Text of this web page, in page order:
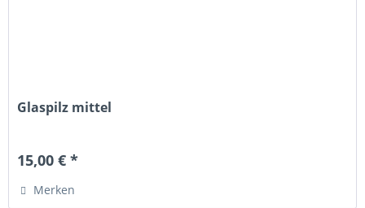
Glaspilz mittel
15,00 € *
Merken